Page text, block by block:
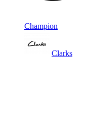
Champion
Clarks